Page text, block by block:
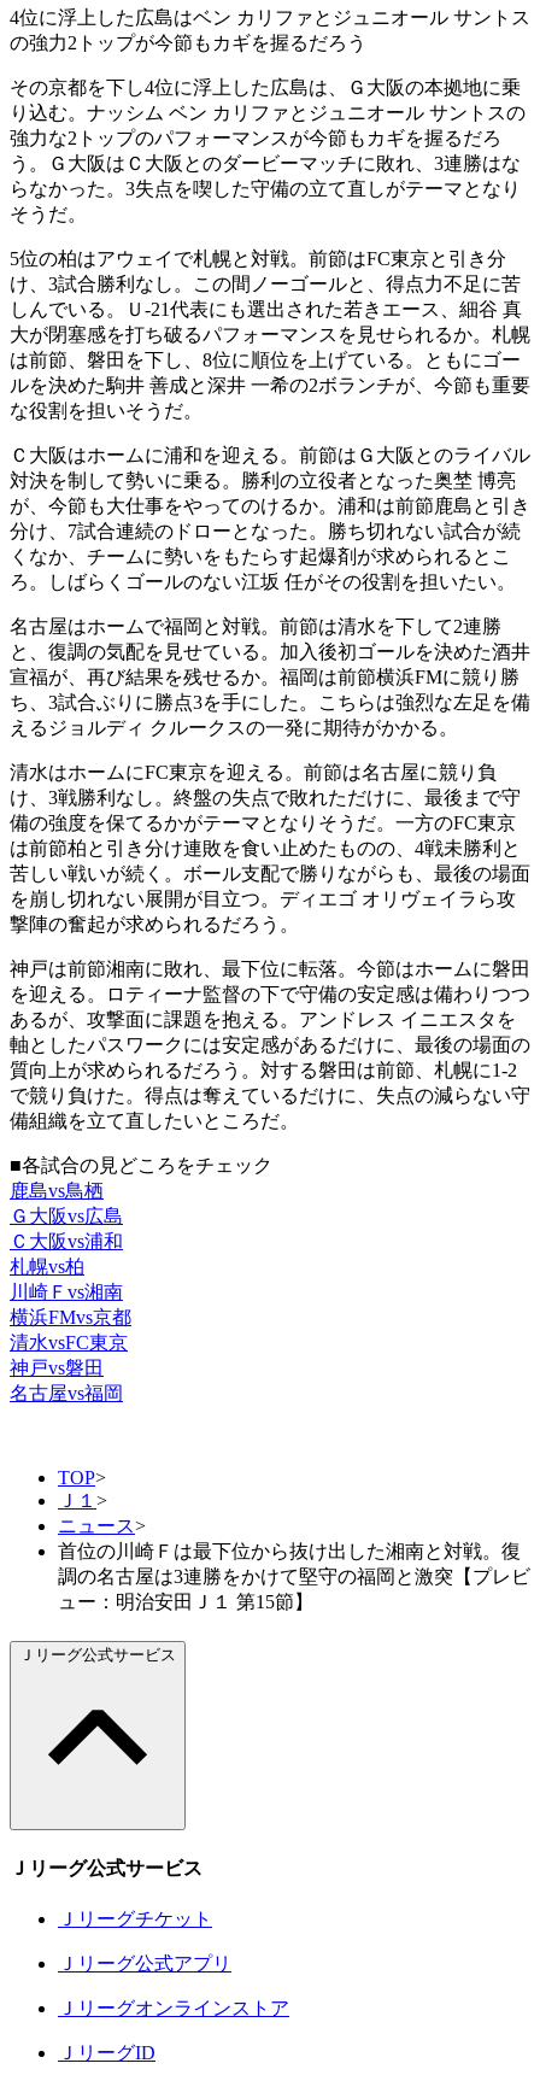
4位に浮上した広島はベン カリファとジュニオール サントス
の強力2トップが今節もカギを握るだろう
その京都を下し4位に浮上した広島は、Ｇ大阪の本拠地に乗
り込む。ナッシム ベン カリファとジュニオール サントスの
強力な2トップのパフォーマンスが今節もカギを握るだろ
う。Ｇ大阪はＣ大阪とのダービーマッチに敗れ、3連勝はな
らなかった。3失点を喫した守備の立て直しがテーマとなり
そうだ。
5位の柏はアウェイで札幌と対戦。前節はFC東京と引き分
け、3試合勝利なし。この間ノーゴールと、得点力不足に苦
しんでいる。Ｕ-21代表にも選出された若きエース、細谷 真
大が閉塞感を打ち破るパフォーマンスを見せられるか。札幌
は前節、磐田を下し、8位に順位を上げている。ともにゴー
ルを決めた駒井 善成と深井 一希の2ボランチが、今節も重要
な役割を担いそうだ。
Ｃ大阪はホームに浦和を迎える。前節はＧ大阪とのライバル
対決を制して勢いに乗る。勝利の立役者となった奥埜 博亮
が、今節も大仕事をやってのけるか。浦和は前節鹿島と引き
分け、7試合連続のドローとなった。勝ち切れない試合が続
くなか、チームに勢いをもたらす起爆剤が求められるとこ
ろ。しばらくゴールのない江坂 任がその役割を担いたい。
名古屋はホームで福岡と対戦。前節は清水を下して2連勝
と、復調の気配を見せている。加入後初ゴールを決めた酒井
宣福が、再び結果を残せるか。福岡は前節横浜FMに競り勝
ち、3試合ぶりに勝点3を手にした。こちらは強烈な左足を備
えるジョルディ クルークスの一発に期待がかかる。
清水はホームにFC東京を迎える。前節は名古屋に競り負
け、3戦勝利なし。終盤の失点で敗れただけに、最後まで守
備の強度を保てるかがテーマとなりそうだ。一方のFC東京
は前節柏と引き分け連敗を食い止めたものの、4戦未勝利と
苦しい戦いが続く。ボール支配で勝りながらも、最後の場面
を崩し切れない展開が目立つ。ディエゴ オリヴェイラら攻
撃陣の奮起が求められるだろう。
神戸は前節湘南に敗れ、最下位に転落。今節はホームに磐田
を迎える。ロティーナ監督の下で守備の安定感は備わりつつ
あるが、攻撃面に課題を抱える。アンドレス イニエスタを
軸としたパスワークには安定感があるだけに、最後の場面の
質向上が求められるだろう。対する磐田は前節、札幌に1-2
で競り負けた。得点は奪えているだけに、失点の減らない守
備組織を立て直したいところだ。
■各試合の見どころをチェック
鹿島vs鳥栖
Ｇ大阪vs広島
Ｃ大阪vs浦和
札幌vs柏
川崎Ｆvs湘南
横浜FMvs京都
清水vsFC東京
神戸vs磐田
名古屋vs福岡
TOP>
Ｊ１ >
ニュース>
首位の川崎Ｆは最下位から抜け出した湘南と対戦。復
調の名古屋は3連勝をかけて堅守の福岡と激突【プレビ
ュー：明治安田Ｊ１ 第15節】
Ｊリーグ公式サービス
Ｊリーグ公式サービス
Ｊリーグチケット
Ｊリーグ公式アプリ
Ｊリーグオンラインストア
ＪリーグID